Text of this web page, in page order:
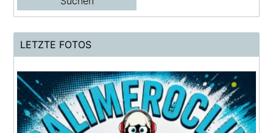
LETZTE FOTOS